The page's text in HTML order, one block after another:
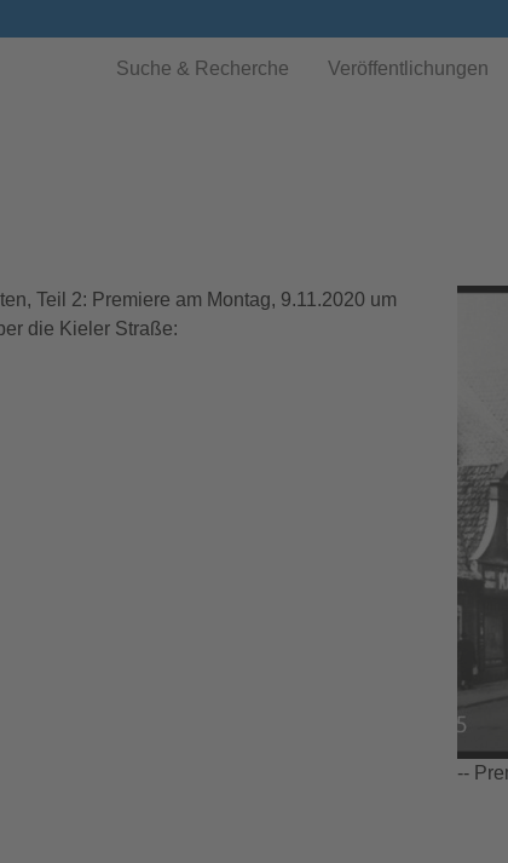
Suche & Recherche Veröffentlichungen
Teil 2: Premiere am Montag, 9.11.2020 um
die Kieler Straße:
--